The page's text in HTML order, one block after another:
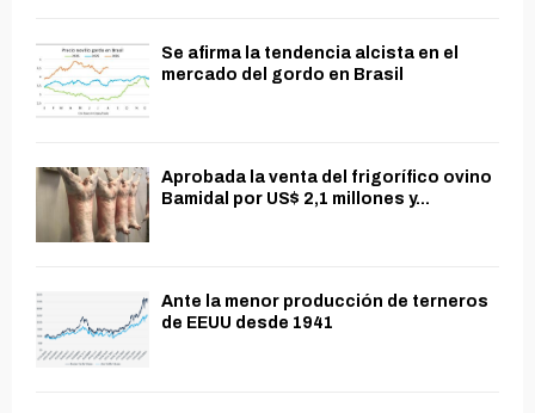
Se afirma la tendencia alcista en el
mercado del gordo en Brasil
Aprobada la venta del frigorífico ovino
Bamidal por US$ 2,1 millones y...
Ante la menor producción de terneros
de EEUU desde 1941